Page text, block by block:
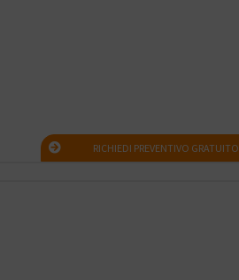
RICHIEDI PREVENTIVO GRATUITO